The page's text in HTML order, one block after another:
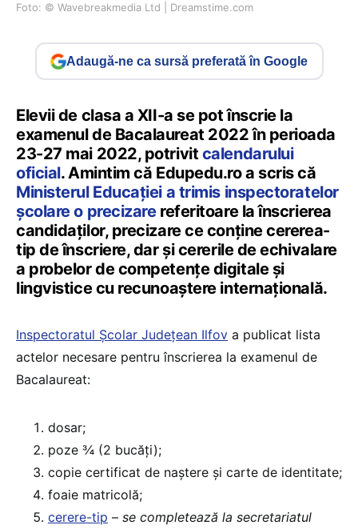
Foto: © Wavebreakmedia Ltd | Dreamstime.com
Adaugă-ne ca sursă preferată în Google
Elevii de clasa a XII-a se pot înscrie la
examenul de Bacalaureat 2022 în perioada
23-27 mai 2022, potrivit calendarului
oficial. Amintim că Edupedu.ro a scris că
Ministerul Educației a trimis inspectoratelor
școlare o precizarereferitoare la înscrierea
candidaților, precizare ce conține cererea-
tip de înscriere, dar și cererile de echivalare
a probelor de competențe digitale și
lingvistice cu recunoaștere internațională.
Inspectoratul Școlar Județean Ilfov a publicat lista
actelor necesare pentru înscrierea la examenul de
Bacalaureat:
dosar;
poze ¾ (2 bucăți);
copie certificat de naștere și carte de identitate;
foaie matricolă;
cerere-tip – se completează la secretariatul